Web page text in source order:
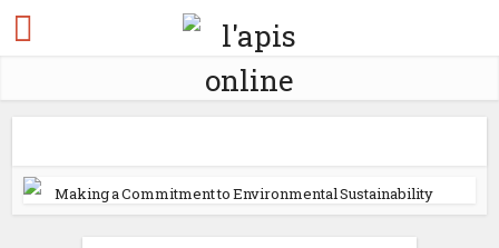
Making a Commitment to Environmental Sustainability